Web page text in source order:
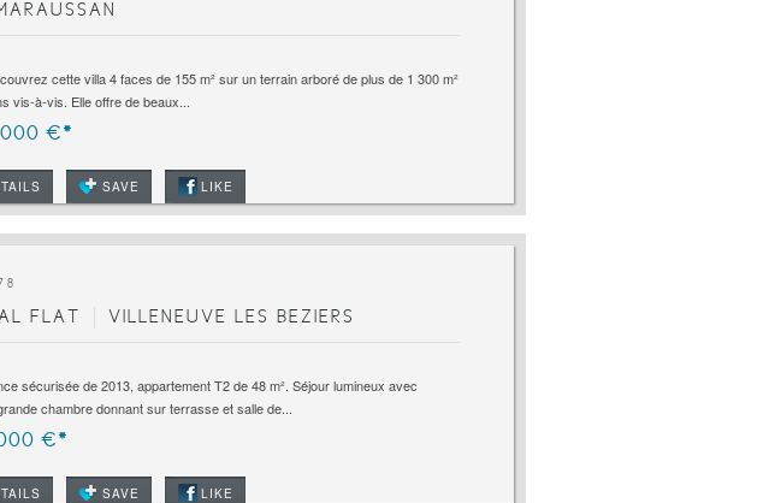
cette villa 4 faces de 155 m² sur un terrain arboré de plus de 1 300 m²
vis-à-vis. Elle offre de beaux...
000 €*
SAVE LIKE
FLAT VILLENEUVE LES BEZIERS
sécurisée de 2013, appartement T2 de 48 m². Séjour lumineux avec
chambre donnant sur terrasse et salle de...
000 €*
SAVE LIKE